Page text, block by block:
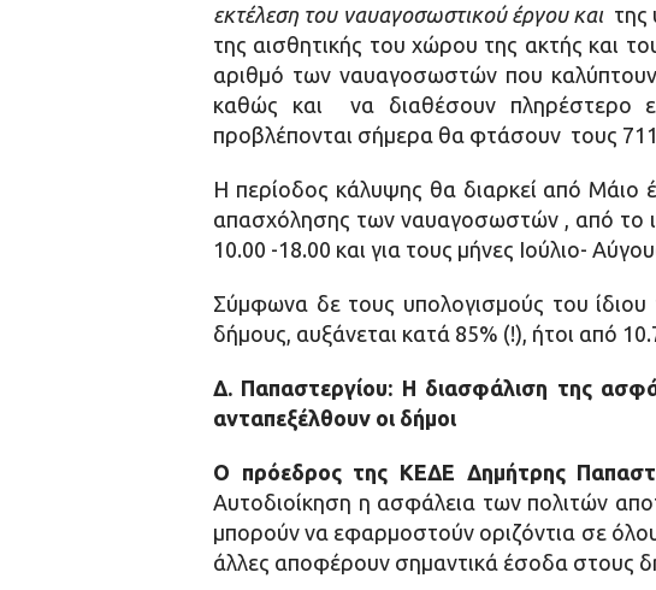
εκτέλεση του ναυαγοσωστικού έργου και της
της αισθητικής του χώρου της ακτής και
αριθμό των ναυαγοσωστών που
καθώς και να διαθέσουν πληρέστερο
προβλέπονται σήμερα θα φτάσουν τους
Η περίοδος κάλυψης θα διαρκεί από Μάιο
απασχόλησης των ναυαγοσωστών , από το
10.00 -18.00 και για τους μήνες Ιούλιο-
Σύμφωνα δε τους υπολογισμούς του ίδιου
δήμους, αυξάνεται κατά 85% (!), ήτοι από
Δ. Παπαστεργίου: Η διασφάλιση της
ανταπεξέλθουν οι δήμοι
Ο πρόεδρος της ΚΕΔΕ Δημήτρης
Αυτοδιοίκηση η ασφάλεια των πολιτών
μπορούν να εφαρμοστούν οριζόντια σε
άλλες αποφέρουν σημαντικά έσοδα στους